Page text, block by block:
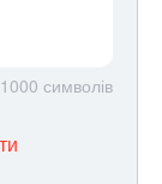
1000 символів